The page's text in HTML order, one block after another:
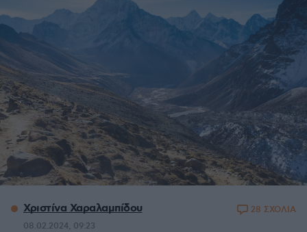
Χριστίνα Χαραλαμπίδου
08.02.2024, 09:23
28 ΣΧΟΛΙΑ